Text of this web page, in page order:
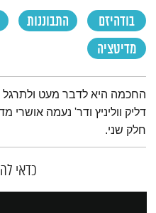
בודהיזם התבוננות
מדיטציה
תמצית הפודקאסט
החכמה היא לדבר מעט
דליק ווליניץ ודר' נעמה
חלק שני.
כדאי